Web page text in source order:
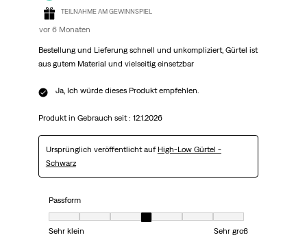
TEILNAHME AM GEWINNSPIEL
vor 6 Monaten
Bestellung und Lieferung schnell und unkompliziert, Gürtel ist
aus gutem Material und vielseitig einsetzbar
Ja, Ich würde dieses Produkt empfehlen.
Produkt in Gebrauch seit : 12.1.2026
Ursprünglich veröffentlicht auf High-Low Gürtel -
Schwarz
Passform
Passform, 4 von 7, wobei 1 gleich Sehr klein ist und 7 gleich Sehr groß
Sehr klein
Sehr groß